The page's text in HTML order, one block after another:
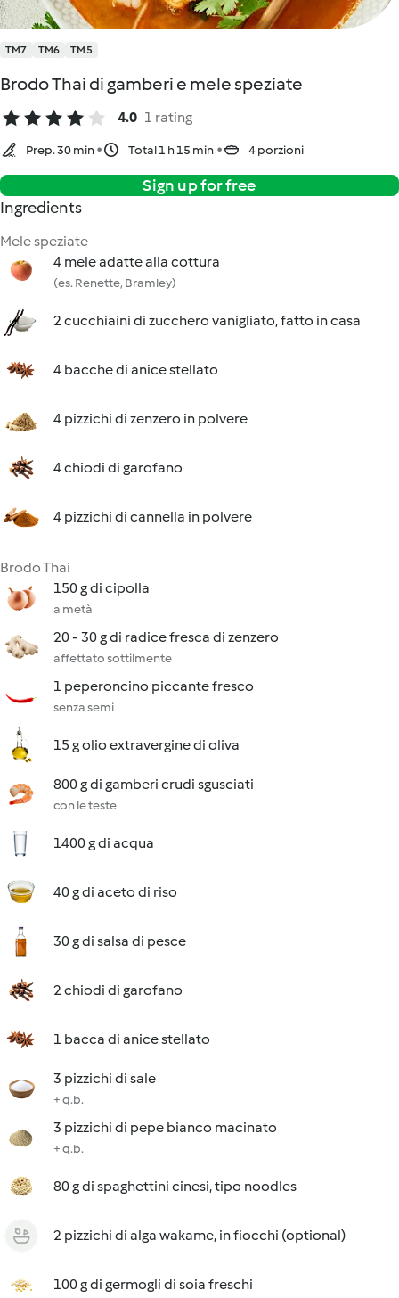
TM7 TM6 TM5
Brodo Thai di gamberi e mele speziate
4.0 1 rating
Prep. 30 min Total 1 h 15 min 4 porzioni
Sign up for free
Ingredients
Mele speziate
4 mele adatte alla cottura
(es. Renette, Bramley)
2 cucchiaini di zucchero vanigliato, fatto in casa
4 bacche di anice stellato
4 pizzichi di zenzero in polvere
4 chiodi di garofano
4 pizzichi di cannella in polvere
Brodo Thai
150 g di cipolla
a metà
20 - 30 g di radice fresca di zenzero
affettato sottilmente
1 peperoncino piccante fresco
senza semi
15 g olio extravergine di oliva
800 g di gamberi crudi sgusciati
con le teste
1400 g di acqua
40 g di aceto di riso
30 g di salsa di pesce
2 chiodi di garofano
1 bacca di anice stellato
3 pizzichi di sale
+ q.b.
3 pizzichi di pepe bianco macinato
+ q.b.
80 g di spaghettini cinesi, tipo noodles
2 pizzichi di alga wakame, in fiocchi (optional)
100 g di germogli di soia freschi